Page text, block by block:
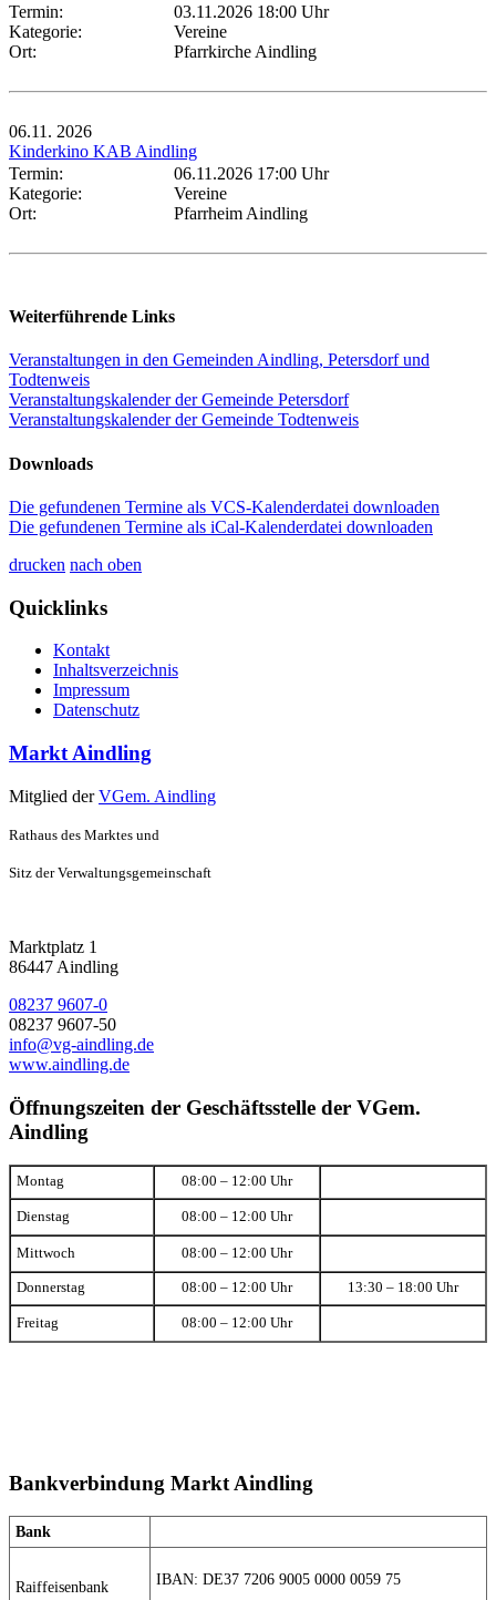
Termin:
03.11.2026 18:00 Uhr
Kategorie:
Vereine
Ort:
Pfarrkirche Aindling
06.11. 2026
Kinderkino KAB Aindling
Termin:
06.11.2026 17:00 Uhr
Kategorie:
Vereine
Ort:
Pfarrheim Aindling
Weiterführende Links
Veranstaltungen in den Gemeinden Aindling, Petersdorf und
Todtenweis
Veranstaltungskalender der Gemeinde Petersdorf
Veranstaltungskalender der Gemeinde Todtenweis
Downloads
Die gefundenen Termine als VCS-Kalenderdatei downloaden
Die gefundenen Termine als iCal-Kalenderdatei downloaden
drucken nach oben
Quicklinks
Kontakt
Inhaltsverzeichnis
Impressum
Datenschutz
Markt Aindling
Mitglied derVGem. Aindling
Rathaus des Marktes und
Sitz der Verwaltungsgemeinschaft
Marktplatz 1
86447 Aindling
08237 9607-0
08237 9607-50
info@vg-aindling.de
www.aindling.de
Öffnungszeiten der Geschäftsstelle der VGem.
Aindling
Montag 08:00 – 12:00 Uhr
Dienstag 08:00 – 12:00 Uhr
Mittwoch 08:00 – 12:00 Uhr
Donnerstag 08:00 – 12:00 Uhr 13:30 – 18:00 Uhr
Freitag 08:00 – 12:00 Uhr
Bankverbindung Markt Aindling
Bank
Raiffeisenbank
IBAN: DE37 7206 9005 0000 0059 75